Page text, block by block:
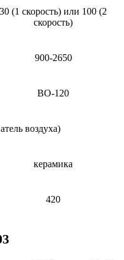
30 (1 скорость) или 100 (2
скорость)
900-2650
ВО-120
воздуха)
керамика
420